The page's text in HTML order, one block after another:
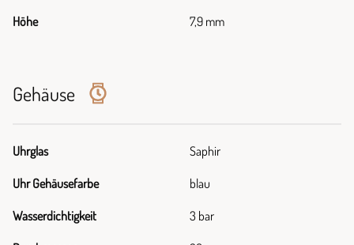
Höhe 7,9 mm
Gehäuse
Uhrglas Saphir
Uhr Gehäusefarbe blau
Wasserdichtigkeit 3 bar